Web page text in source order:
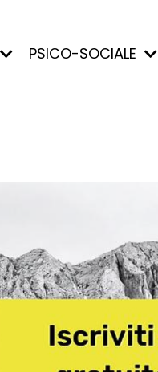
PSICO-SOCIALE